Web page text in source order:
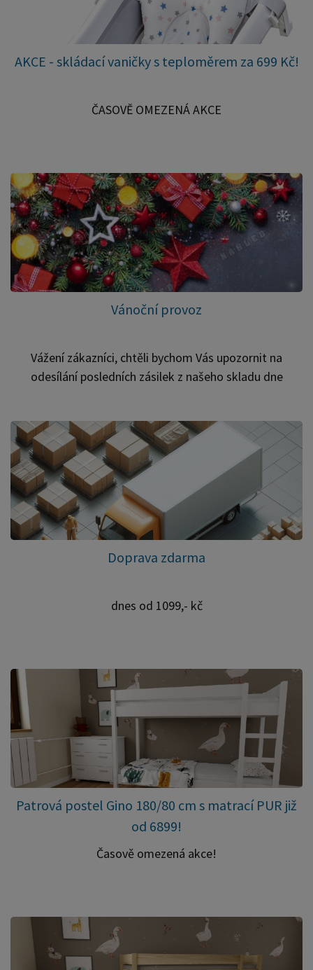
AKCE - skládací vaničky s teploměrem za 699 Kč!
ČASOVĚ OMEZENÁ AKCE
Vánoční provoz
Vážení zákazníci, chtěli bychom Vás upozornit na
odesílání posledních zásilek z našeho skladu dne
2.1.2025 budeme čerpat dovolenou. Nakupovat
samozřejmně můžete, jen s expedicí začneme až
2.1.2025. Přejeme Vám klidné a příjemné prožití svátků
vánočních a hodně zdraví v Novém roce 2025.
Doprava zdarma
dnes od 1099,- kč
Patrová postel Gino 180/80 cm s matrací PUR již
od 6899!
Časově omezená akce!